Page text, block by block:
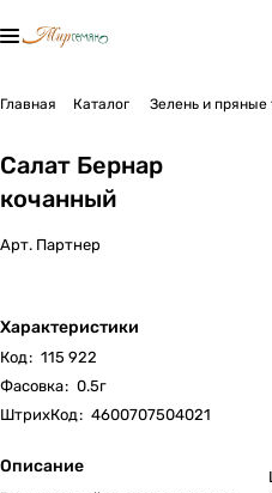
Главная Каталог Зелень и пряные
Салат Бернар
кочанный
Арт. Партнер
Характеристики
Код: 115 922
Фасовка: 0.5г
ШтрихКод: 4600707504021
Описание